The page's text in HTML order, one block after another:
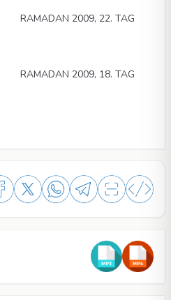
RAMADAN 2009, 22. TAG
RAMADAN 2009, 18. TAG